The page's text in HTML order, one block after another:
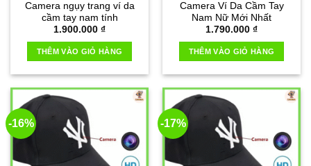
Camera ngụy trang ví da
cầm tay nam tính
1.900.000 ₫
THÊM VÀO GIỎ HÀNG
Camera Ví Da Cầm Tay
Nam Nữ Mới Nhất
1.790.000 ₫
THÊM VÀO GIỎ HÀNG
-16% -17%